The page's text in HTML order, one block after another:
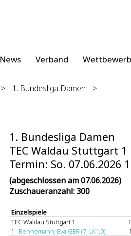
News Verband
> 1. Bundesliga Damen >
1. Bundesliga Damen
TEC Waldau Stuttgart 1
Termin: So. 07.06.2026
(abgeschlossen am 07.06.2026)
Zuschaueranzahl: 300
Einzelspiele
TEC Waldau Stuttgart 1
1
Bennemann, Eva GER (7, LK1,0) 1